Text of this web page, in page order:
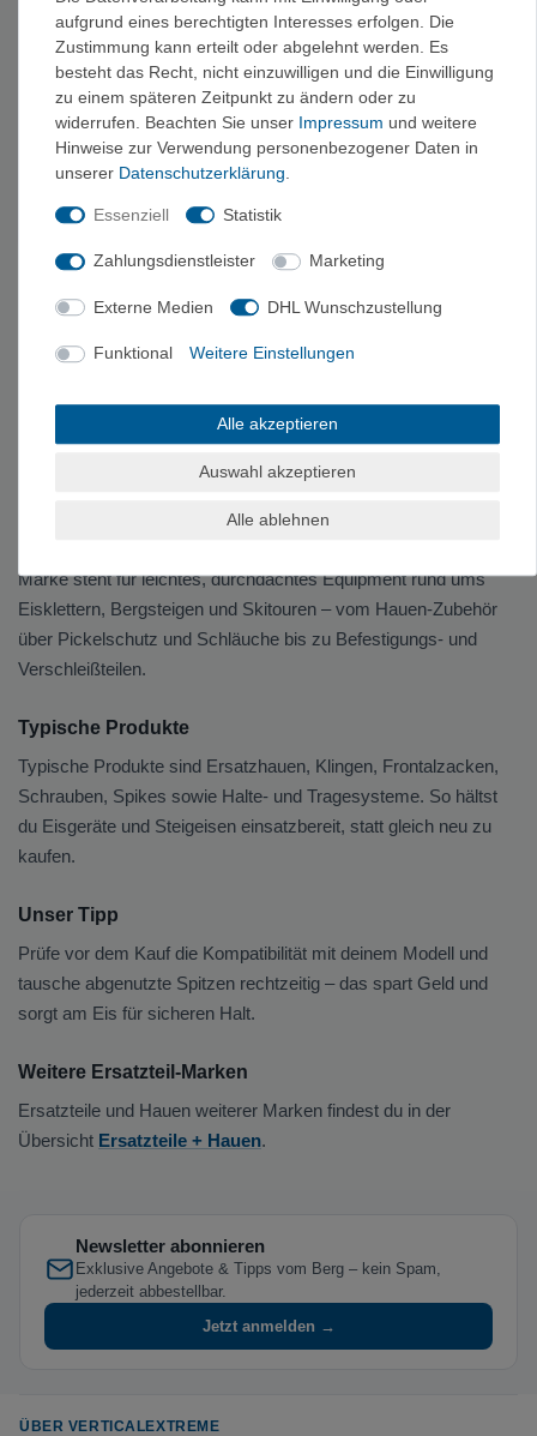
Blue Ice Harfang Ankle
Fußgelenkriemen
20,00 €
Ersatzteile + Hauen
Marke steht für leichtes, durchdachtes Equipment rund ums
Eisklettern, Bergsteigen und Skitouren – vom Hauen-Zubehör
über Pickelschutz und Schläuche bis zu Befestigungs- und
Verschleißteilen.
Typische Produkte
Typische Produkte sind Ersatzhauen, Klingen, Frontalzacken,
Schrauben, Spikes sowie Halte- und Tragesysteme. So hältst
du Eisgeräte und Steigeisen einsatzbereit, statt gleich neu zu
kaufen.
Unser Tipp
Prüfe vor dem Kauf die Kompatibilität mit deinem Modell und
tausche abgenutzte Spitzen rechtzeitig – das spart Geld und
sorgt am Eis für sicheren Halt.
Weitere Ersatzteil-Marken
Ersatzteile und Hauen weiterer Marken findest du in der
Übersicht Ersatzteile + Hauen.
Newsletter abonnieren
Exklusive Angebote & Tipps vom Berg – kein Spam,
jederzeit abbestellbar.
Jetzt anmelden →
ÜBER VERTICALEXTREME
aufgrund eines berechtigten Interesses erfolgen. Die
Zustimmung kann erteilt oder abgelehnt werden. Es
besteht das Recht, nicht einzuwilligen und die Einwilligung
zu einem späteren Zeitpunkt zu ändern oder zu
widerrufen. Beachten Sie unser Impressum und weitere
Hinweise zur Verwendung personenbezogener Daten in
unserer Daten­schutz­erklärung
Essenziell Statistik
Zahlungsdienstleister Marketing
Externe Medien DHL Wunschzustellung
Funktional Weitere Einstellungen
Alle akzeptieren
Auswahl akzeptieren
Alle ablehnen